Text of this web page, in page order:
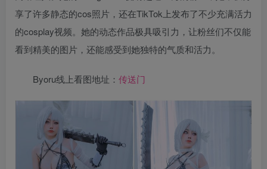
享了许多静态的cos照片，还在TikTok上发布了不少充满活力
的cosplay视频。她的动态作品极具吸引力，让粉丝们不仅能
看到精美的图片，还能感受到她独特的气质和活力。
Byoru线上看图地址： 传送门